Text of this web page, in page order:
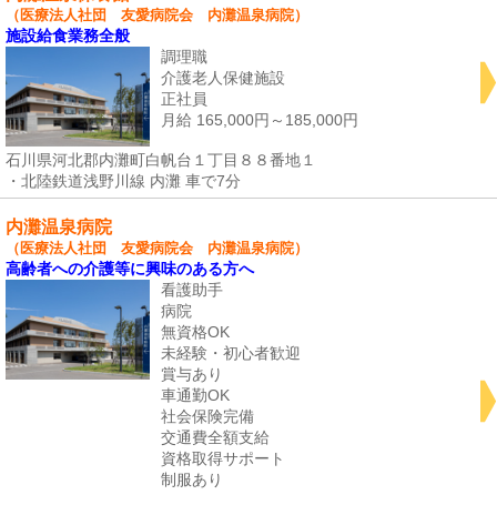
（医療法人社団 友愛病院会 内灘温泉病院）
施設給食業務全般
調理職
介護老人保健施設
正社員
月給 165,000円～185,000円
石川県河北郡内灘町白帆台１丁目８８番地１
・北陸鉄道浅野川線 内灘 車で7分
内灘温泉病院
（医療法人社団 友愛病院会 内灘温泉病院）
高齢者への介護等に興味のある方へ
看護助手
病院
無資格OK
未経験・初心者歓迎
賞与あり
車通勤OK
社会保険完備
交通費全額支給
資格取得サポート
制服あり